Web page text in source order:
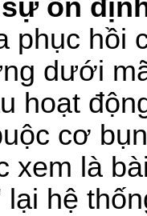
ổn
phục hồi
dưới
hoạt
cơ
xem là
hệ